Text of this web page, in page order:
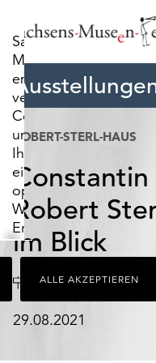
Sachsens-
Museen-
entdecken.de
verwendet
Cookies,
um
Ihnen
ein
optimales
Webseiten-
Erlebnis
zu
bieten.
Dazu
zählen
Cookies,
für
ALLE AKZEPTIEREN
ROBERT-STERL-HAUS
Robert
im Blick
Ort Struppen OT
29.08.2021